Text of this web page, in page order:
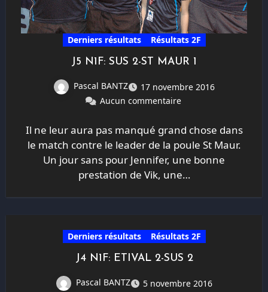
Derniers résultats Résultats 2F
J5 N1F: SUS 2-ST MAUR 1
Pascal BANTZ
17 novembre 2016
Aucun commentaire
Il ne leur aura pas manqué grand chose dans
le match contre le leader de la poule St Maur.
Un jour sans pour Jennifer, une bonne
prestation de Vik, une…
Derniers résultats Résultats 2F
J4 N1F: ETIVAL 2-SUS 2
Pascal BANTZ
5 novembre 2016